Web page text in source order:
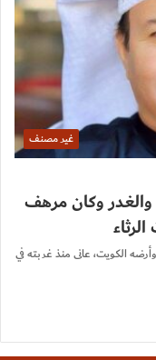
غير مصنف
والغدر وكان مرهف
الكويت، عانى منذ غربته في